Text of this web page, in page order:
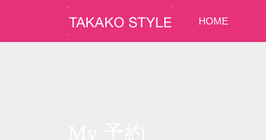
HOME